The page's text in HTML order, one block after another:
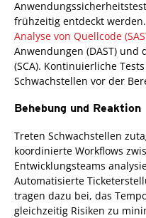
frühzeitig entdeckt
Analyse von Quellcode
Anwendungen (DAST) und
(SCA). Kontinuierliche
Schwachstellen vor der
Behebung und Reaktion
Treten Schwachstellen
koordinierte Workflows
Entwicklungsteams
Automatisierte
tragen dazu bei, das
gleichzeitig Risiken zu